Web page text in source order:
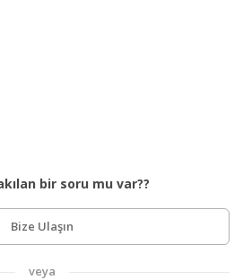
bir soru mu var??
Bize Ulaşın
veya